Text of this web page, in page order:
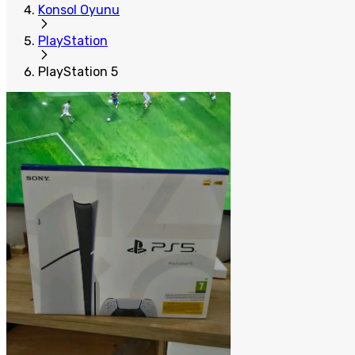
Konsol Oyunu
PlayStation
PlayStation 5